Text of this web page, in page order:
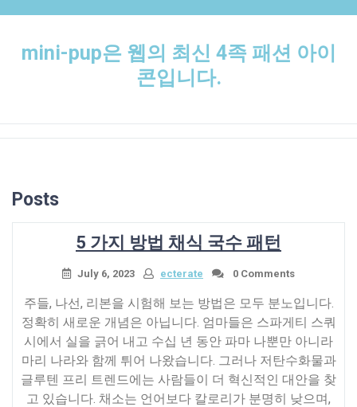
contentmini-pup은 웹의 최신 4족 패션 아이
콘입니다.
Posts
5 가지 방법 채식 국수 패턴
July 6, 2023 ecterate 0 Comments
주들, 나선, 리본을 시험해 보는 방법은 모두 분노입니다.
정확히 새로운 개념은 아닙니다. 엄마들은 스파게티 스쿼
시에서 실을 긁어 내고 수십 년 동안 파마 나뿐만 아니라
마리 나라와 함께 튀어 나왔습니다. 그러나 저탄수화물과
글루텐 프리 트렌드에는 사람들이 더 혁신적인 대안을 찾
고 있습니다. 채소는 언어보다 칼로리가 분명히 낮으며,